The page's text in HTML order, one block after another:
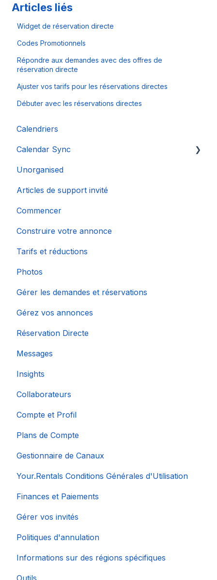
Articles liés
Widget de réservation directe
Codes Promotionnels
Répondre aux demandes avec des offres de
réservation directe
Ajuster vos tarifs pour les réservations directes
Débuter avec les réservations directes
Calendriers
Calendar Sync
Importation de calendriers populaires
Unorganised
Articles de support invité
Commencer
Construire votre annonce
Tarifs et réductions
Photos
Gérer les demandes et réservations
Gérez vos annonces
Réservation Directe
Messages
Insights
Collaborateurs
Compte et Profil
Plans de Compte
Gestionnaire de Canaux
Your.Rentals Conditions Générales d'Utilisation
Finances et Paiements
Gérer vos invités
Politiques d'annulation
Informations sur des régions spécifiques